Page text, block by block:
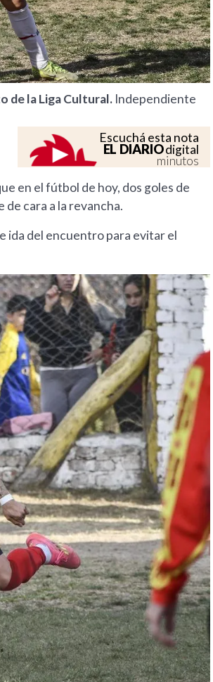
de la Liga Cultural. Independiente
Escuchá esta nota
EL DIARIOdigital
minutos
en el fútbol de hoy, dos goles de
cara a la revancha.
ida del encuentro para evitar el